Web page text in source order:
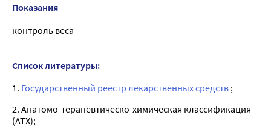
Показания
контроль веса
Список литературы:
1. Государственный реестр лекарственных средств ;
2. Анатомо-терапевтическо-химическая классификация
(ATX);